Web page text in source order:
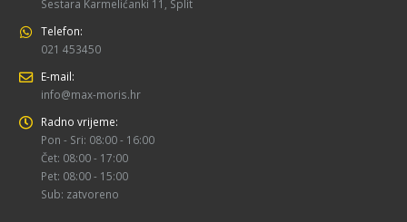
Sestara Karmelićanki 11, Split
Telefon:
021 453450
E-mail:
info@max-moris.hr
Radno vrijeme:
Pon - Sri: 08:00 - 16:00
Čet: 08:00 - 17:00
Pet: 08:00 - 15:00
Sub: zatvoreno